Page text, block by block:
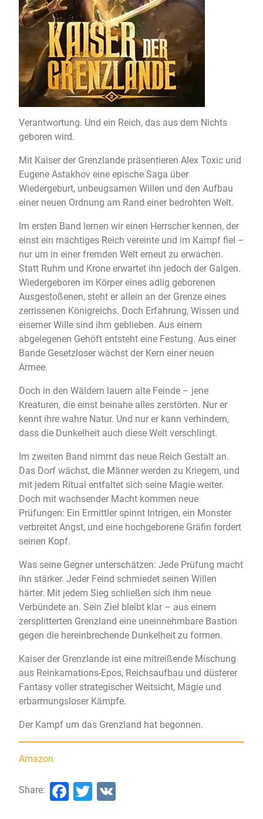
Verantwortung. Und ein Reich, das aus dem Nichts
geboren wird.
Mit Kaiser der Grenzlande präsentieren Alex Toxic und
Eugene Astakhov eine epische Saga über
Wiedergeburt, unbeugsamen Willen und den Aufbau
einer neuen Ordnung am Rand einer bedrohten Welt.
Im ersten Band lernen wir einen Herrscher kennen, der
einst ein mächtiges Reich vereinte und im Kampf fiel –
nur um in einer fremden Welt erneut zu erwachen.
Statt Ruhm und Krone erwartet ihn jedoch der Galgen.
Wiedergeboren im Körper eines adlig geborenen
Ausgestoßenen, steht er allein an der Grenze eines
zerrissenen Königreichs. Doch Erfahrung, Wissen und
eiserner Wille sind ihm geblieben. Aus einem
abgelegenen Gehöft entsteht eine Festung. Aus einer
Bande Gesetzloser wächst der Kern einer neuen
Armee.
Doch in den Wäldern lauern alte Feinde – jene
Kreaturen, die einst beinahe alles zerstörten. Nur er
kennt ihre wahre Natur. Und nur er kann verhindern,
dass die Dunkelheit auch diese Welt verschlingt.
Im zweiten Band nimmt das neue Reich Gestalt an.
Das Dorf wächst, die Männer werden zu Kriegern, und
mit jedem Ritual entfaltet sich seine Magie weiter.
Doch mit wachsender Macht kommen neue
Prüfungen: Ein Ermittler spinnt Intrigen, ein Monster
verbreitet Angst, und eine hochgeborene Gräfin fordert
seinen Kopf.
Was seine Gegner unterschätzen: Jede Prüfung macht
ihn stärker. Jeder Feind schmiedet seinen Willen
härter. Mit jedem Sieg schließen sich ihm neue
Verbündete an. Sein Ziel bleibt klar – aus einem
zersplitterten Grenzland eine uneinnehmbare Bastion
gegen die hereinbrechende Dunkelheit zu formen.
Kaiser der Grenzlande ist eine mitreißende Mischung
aus Reinkarnations-Epos, Reichsaufbau und düsterer
Fantasy voller strategischer Weitsicht, Magie und
erbarmungsloser Kämpfe.
Der Kampf um das Grenzland hat begonnen.
Amazon
Share: Facebook
Twitter